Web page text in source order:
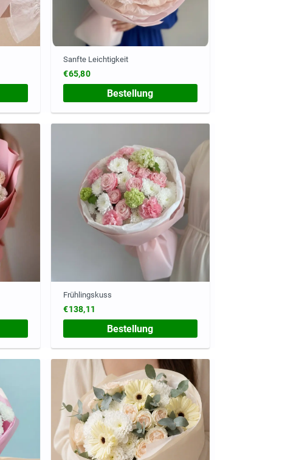
Sanfte Leichtigkeit
€65,80
Bestellung
Frühlingskuss
€138,11
Bestellung